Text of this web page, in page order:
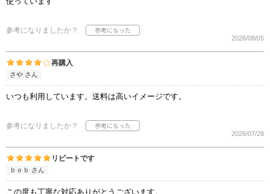
参考になりましたか？
2026/08/05
再購入
さや さん
いつも利用しています。送料は高いイメージです。
参考になりましたか？
2026/07/28
リピートです
ｂｏｂ さん
この度も丁寧な対応ありがとうございます。